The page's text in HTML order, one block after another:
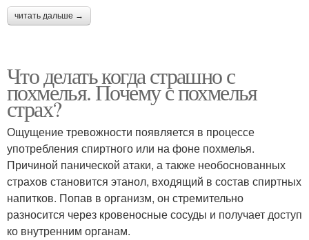
читать дальше →
Что делать когда страшно с
похмелья. Почему с похмелья
страх?
Ощущение тревожности появляется в процессе
употребления спиртного или на фоне похмелья.
Причиной панической атаки, а также необоснованных
страхов становится этанол, входящий в состав спиртных
напитков. Попав в организм, он стремительно
разносится через кровеносные сосуды и получает доступ
ко внутренним органам.